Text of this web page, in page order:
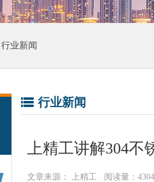
行业新闻
行业新闻
上精工讲解304不
文章来源： 上精工 阅读量：4304